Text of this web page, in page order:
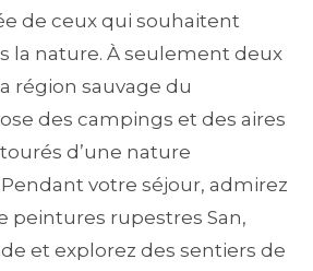
de ceux qui souhaitent
la nature. À seulement deux
région sauvage du
des campings et des aires
d’une nature
votre séjour, admirez
peintures rupestres San,
et explorez des sentiers de